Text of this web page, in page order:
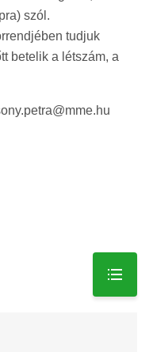
szól.
tudjuk
betelik a létszám, a